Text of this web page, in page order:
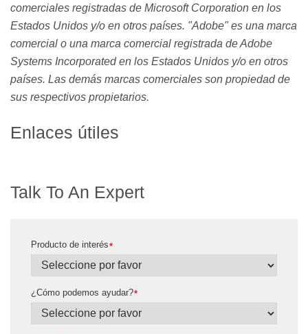
comerciales registradas de Microsoft Corporation en los
Estados Unidos y/o en otros países. "Adobe" es una marca
comercial o una marca comercial registrada de Adobe
Systems Incorporated en los Estados Unidos y/o en otros
países. Las demás marcas comerciales son propiedad de
sus respectivos propietarios.
Enlaces útiles
Talk To An Expert
*
Producto de interés
*
¿Cómo podemos ayudar?